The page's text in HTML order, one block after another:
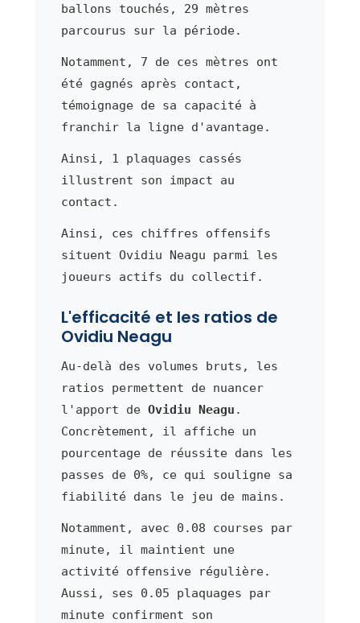
ballons touchés, 29 mètres
parcourus sur la période.
Notamment, 7 de ces mètres ont
été gagnés après contact,
témoignage de sa capacité à
franchir la ligne d'avantage.
Ainsi, 1 plaquages cassés
illustrent son impact au
contact.
Ainsi, ces chiffres offensifs
situent Ovidiu Neagu parmi les
joueurs actifs du collectif.
L'efficacité et les ratios de
Ovidiu Neagu
Au-delà des volumes bruts, les
ratios permettent de nuancer
l'apport de Ovidiu Neagu .
Concrètement, il affiche un
pourcentage de réussite dans les
passes de 0%, ce qui souligne sa
fiabilité dans le jeu de mains.
Notamment, avec 0.08 courses par
minute, il maintient une
activité offensive régulière.
Aussi, ses 0.05 plaquages par
minute confirment son